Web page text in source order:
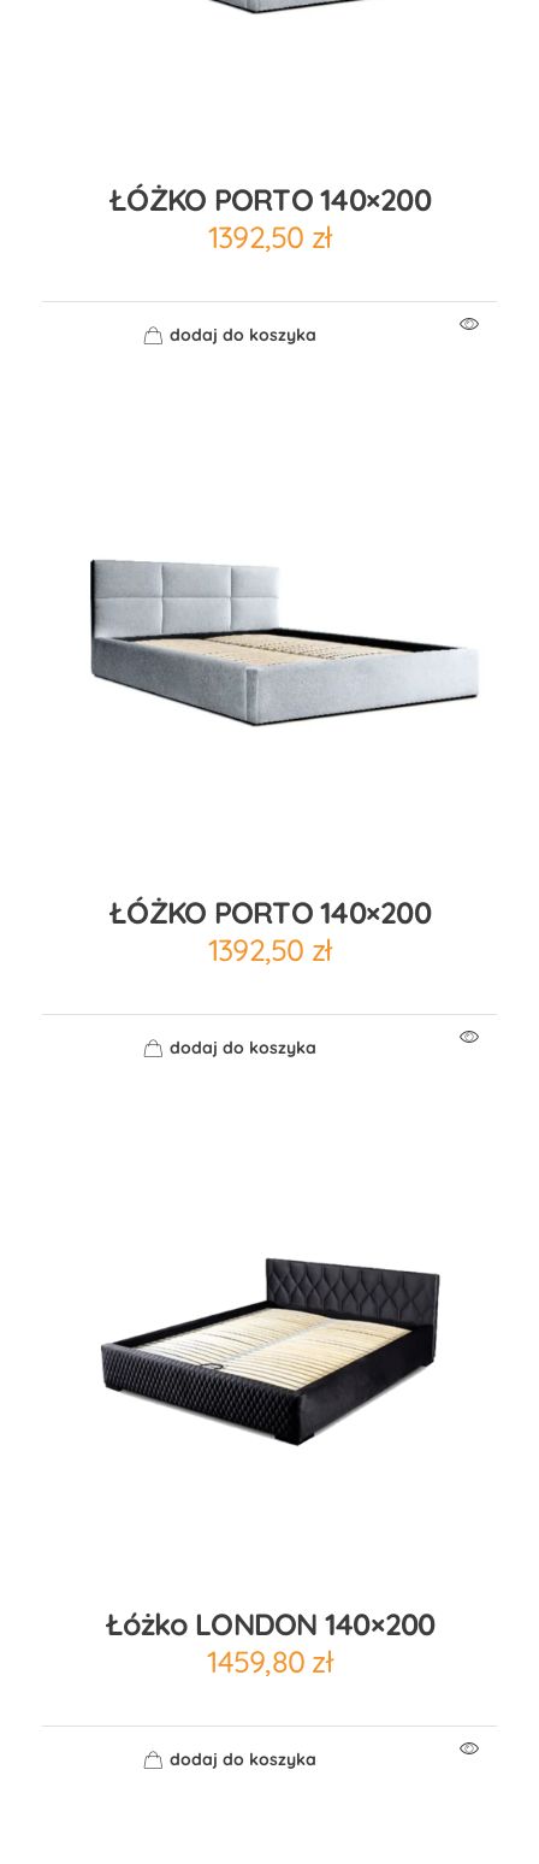
ŁÓŻKO PORTO 140×200
1392,50 zł
dodaj do koszyka
ŁÓŻKO PORTO 140×200
1392,50 zł
dodaj do koszyka
Łóżko LONDON 140×200
1459,80 zł
dodaj do koszyka